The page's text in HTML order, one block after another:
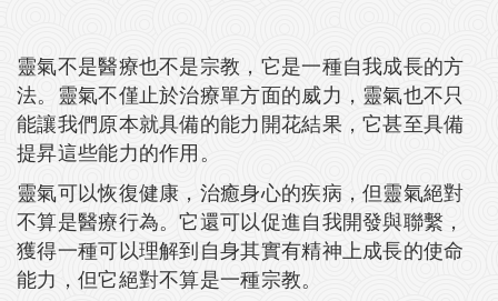
靈氣不是醫療也不是宗教，它是一種自我成長的方
法。靈氣不僅止於治療單方面的威力，靈氣也不只
能讓我們原本就具備的能力開花結果，它甚至具備
提昇這些能力的作用。
靈氣可以恢復健康，治癒身心的疾病，但靈氣絕對
不算是醫療行為。它還可以促進自我開發與聯繫，
獲得一種可以理解到自身其實有精神上成長的使命
能力，但它絕對不算是一種宗教。